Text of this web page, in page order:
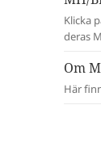
Klicka
deras
Om
Här